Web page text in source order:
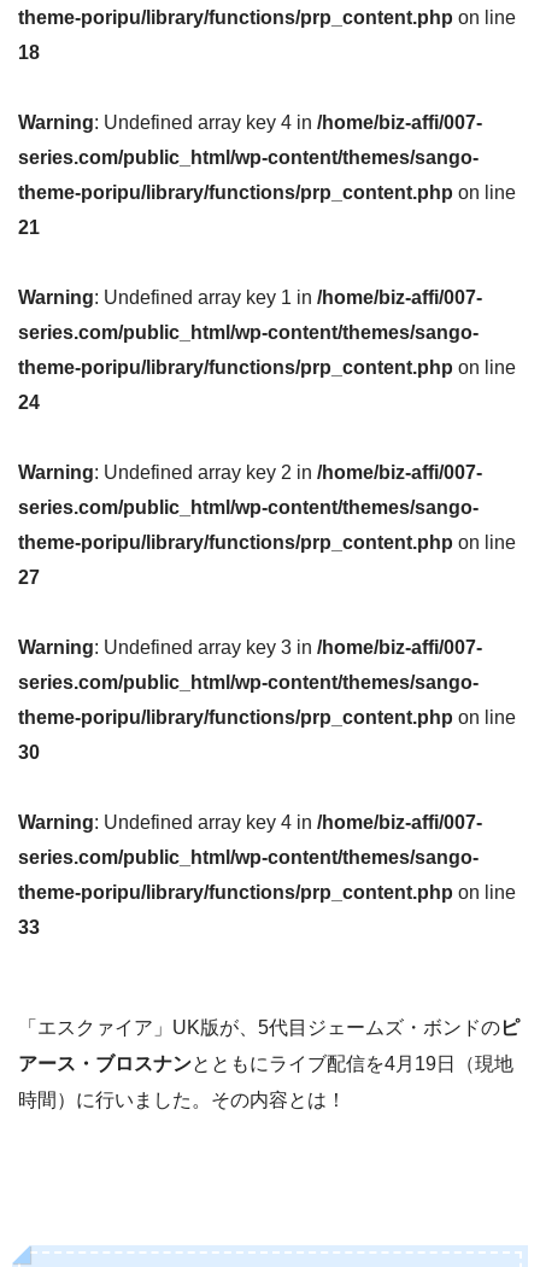
theme-poripu/library/functions/prp_content.php on line
18
Warning: Undefined array key 4 in /home/biz-affi/007-
series.com/public_html/wp-content/themes/sango-
theme-poripu/library/functions/prp_content.php on line
21
Warning: Undefined array key 1 in /home/biz-affi/007-
series.com/public_html/wp-content/themes/sango-
theme-poripu/library/functions/prp_content.php on line
24
Warning: Undefined array key 2 in /home/biz-affi/007-
series.com/public_html/wp-content/themes/sango-
theme-poripu/library/functions/prp_content.php on line
27
Warning: Undefined array key 3 in /home/biz-affi/007-
series.com/public_html/wp-content/themes/sango-
theme-poripu/library/functions/prp_content.php on line
30
Warning: Undefined array key 4 in /home/biz-affi/007-
series.com/public_html/wp-content/themes/sango-
theme-poripu/library/functions/prp_content.php on line
33
「エスクァイア」UK版が、5代目ジェームズ・ボンドのピ
アース・ブロスナンとともにライブ配信を4月19日（現地
時間）に行いました。その内容とは！